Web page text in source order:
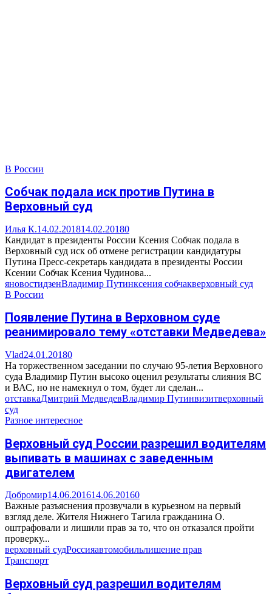
В России
Собчак подала иск против Путина в
Верховный суд
Илья К.14.02.201814.02.20180
Кандидат в президенты России Ксения Собчак подала в
Верховный суд иск об отмене регистрации кандидатуры
Путина Пресс-секретарь кандидата в президенты России
Ксении Собчак Ксения Чудинова...
яновостидзенВладимир Путинксения собчакверховный суд
В России
Появление Путина в Верховном суде
реанимировало тему «отставки Медведева»
Vlad24.01.20180
На торжественном заседании по случаю 95-летия Верховного
суда Владимир Путин высоко оценил результаты слияния ВС
и ВАС, но не намекнул о том, будет ли сделан...
отставкаДмитрий МедведевВладимир Путинвизитверховный
суд
Разное интересное
Верховный суд России разрешил водителям
выпивать в машинах с заведенным
двигателем
Добромир14.06.201614.06.20160
Важные разъяснения прозвучали в курьезном на первый
взгляд деле. Жителя Нижнего Тагила гражданина О.
оштрафовали и лишили прав за то, что он отказался пройти
проверку...
верховный судРоссияавтомобильлишение прав
Транспорт
Верховный суд разрешил водителям